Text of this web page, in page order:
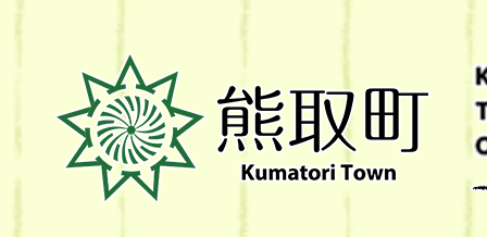
熊
取
町
Kumatori